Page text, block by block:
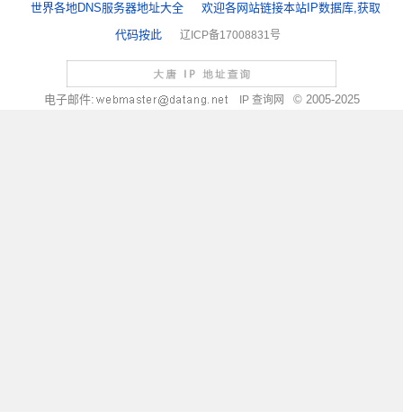
世界各地DNS服务器地址大全
欢迎各网站链接本站IP数据库,获取
代码按此
辽ICP备17008831号
电子邮件: IP 查询网 © 2005-2025